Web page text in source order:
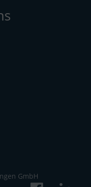
GmbH